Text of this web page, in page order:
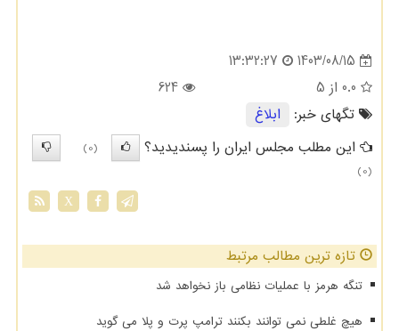
1403/08/15
13:32:27
0.0 از 5
624
تگهای خبر:
ابلاغ
این مطلب مجلس ایران را پسندیدید؟
(0)
(0)
X
تازه ترین مطالب مرتبط
تنگه هرمز با عملیات نظامی باز نخواهد شد
هیچ غلطی نمی توانند بکنند ترامپ پرت و پلا می گوید